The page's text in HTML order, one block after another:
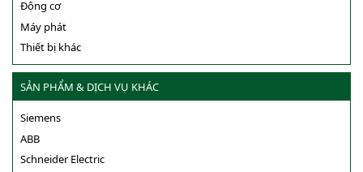
Động cơ
Máy phát
Thiết bị khác
SẢN PHẨM & DỊCH VỤ KHÁC
Siemens
ABB
Schneider Electric